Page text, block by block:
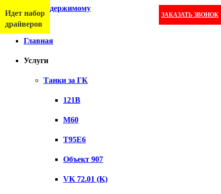
Перейти к содержимому
ЗАКАЗАТЬ ЗВОНОК
Меню
Главная
Услуги
Танки за ГК
121B
M60
T95E6
Объект 907
VK 72.01 (K)
Идет набор
драйверов